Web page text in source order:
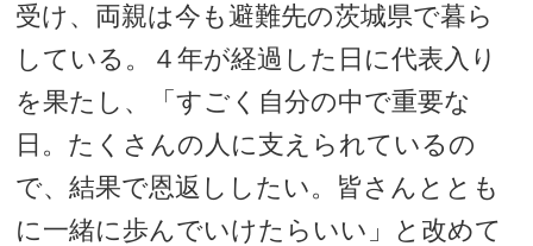
受け、両親は今も避難先の茨城県で暮ら
している。４年が経過した日に代表入り
を果たし、「すごく自分の中で重要な
日。たくさんの人に支えられているの
で、結果で恩返ししたい。皆さんととも
に一緒に歩んでいけたらいい」と改めて